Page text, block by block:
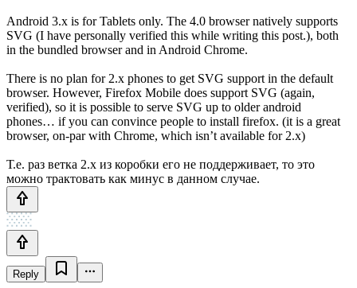
Android 3.x is for Tablets only. The 4.0 browser natively supports
SVG (I have personally verified this while writing this post.), both
in the bundled browser and in Android Chrome.
There is no plan for 2.x phones to get SVG support in the default
browser. However, Firefox Mobile does support SVG (again,
verified), so it is possible to serve SVG up to older android
phones… if you can convince people to install firefox. (it is a great
browser, on-par with Chrome, which isn’t available for 2.x)
Т.е. раз ветка 2.х из коробки его не поддерживает, то это
можно трактовать как минус в данном случае.
Reply